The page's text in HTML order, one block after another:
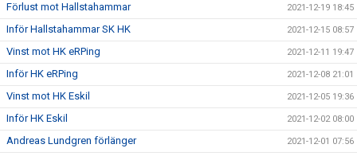
Förlust mot Hallstahammar 2021-12-19 18:45
Inför Hallstahammar SK HK 2021-12-15 08:57
Vinst mot HK eRPing 2021-12-11 19:47
Inför HK eRPing 2021-12-08 21:01
Vinst mot HK Eskil 2021-12-05 19:36
Inför HK Eskil 2021-12-02 08:00
Andreas Lundgren förlänger 2021-12-01 07:56